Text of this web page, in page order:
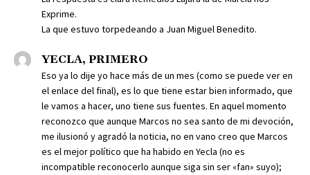
Exprime.
La que estuvo torpedeando a Juan Miguel Benedito.
YECLA, PRIMERO
Eso ya lo dije yo hace más de un mes (como se puede ver en
el enlace del final), es lo que tiene estar bien informado, que
le vamos a hacer, uno tiene sus fuentes. En aquel momento
reconozco que aunque Marcos no sea santo de mi devoción,
me ilusionó y agradó la noticia, no en vano creo que Marcos
es el mejor político que ha habido en Yecla (no es
incompatible reconocerlo aunque siga sin ser «fan» suyo);